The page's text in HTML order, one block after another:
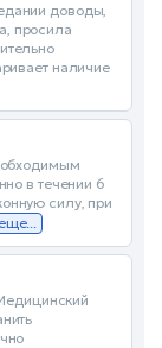
доводы,
просила
наличие
в течении 6
силу, при
еще...